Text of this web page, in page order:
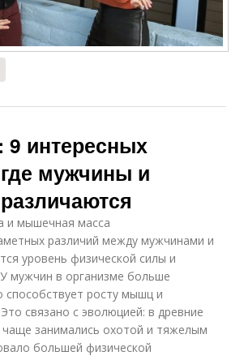
9 интересных
мужчины и
и мышечная масса
различий между мужчинами и
уровень физической силы и
мужчин в организме больше
способствует росту мышц и
связано с эволюцией: в древние
занимались охотой и тяжелым
большей физической